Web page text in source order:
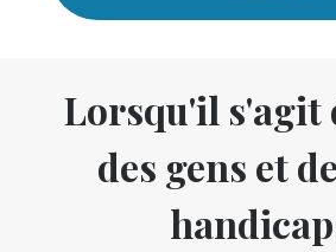
Lorsqu'il s'agit
des gens et